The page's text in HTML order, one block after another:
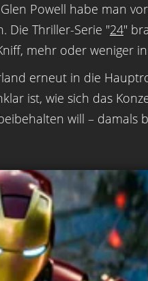
Powell habe man
Die Thriller-Serie "24"
mehr oder weniger
erneut in die
ist, wie sich das
will – damals